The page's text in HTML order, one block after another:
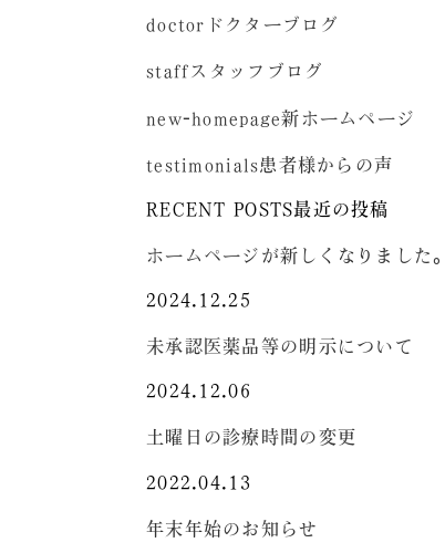
doctor ドクターブログ
staff スタッフブログ
new-homepage新ホームページ
testimonials患者様からの声
RECENT POSTS最近の投稿
ホームページが新しくなりました。
2024.12.25
未承認医薬品等の明示について
2024.12.06
土曜日の診療時間の変更
2022.04.13
年末年始のお知らせ